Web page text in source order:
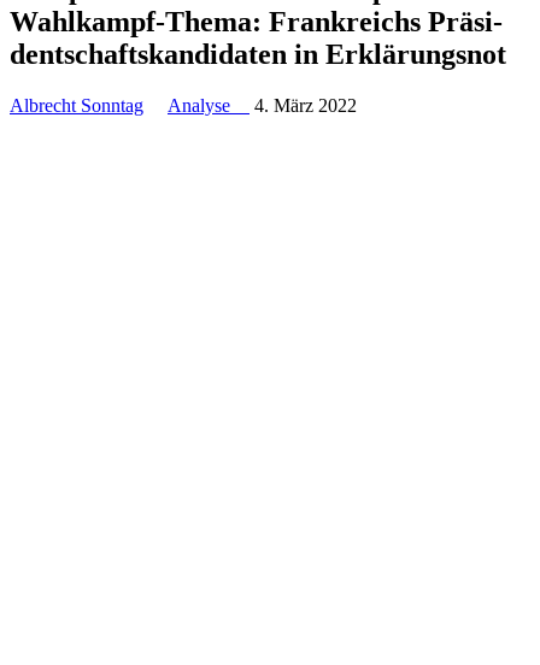
Wahlkampf-Thema: Frank­reichs Präsi­
dent­schafts­kan­di­daten in Erklärungsnot
Albrecht Sonntag Analyse 4. März 2022